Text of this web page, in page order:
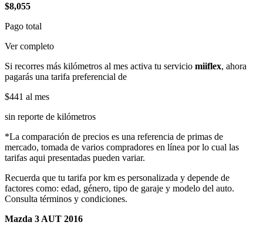
$8,055
Pago total
Ver completo
Si recorres más kilómetros al mes activa tu servicio miiflex, ahora
pagarás una tarifa preferencial de
$441 al mes
sin reporte de kilómetros
*La comparación de precios es una referencia de primas de
mercado, tomada de varios compradores en línea por lo cual las
tarifas aqui presentadas pueden variar.
Recuerda que tu tarifa por km es personalizada y depende de
factores como: edad, género, tipo de garaje y modelo del auto.
Consulta términos y condiciones.
Mazda 3 AUT 2016